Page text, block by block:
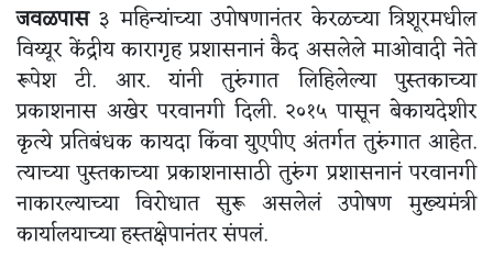
जवळपास३ महिन्यांच्या उपोषणानंतर केरळच्या त्रिशूरमधील
विय्यूर केंद्रीय कारागृह प्रशासनानं कैद असलेले माओवादी नेते
रूपेश टी. आर. यांनी तुरुंगात लिहिलेल्या पुस्तकाच्या
प्रकाशनास अखेर परवानगी दिली. २०१५ पासून बेकायदेशीर
कृत्ये प्रतिबंधक कायदा किंवा युएपीए अंतर्गत तुरुंगात आहेत.
त्याच्या पुस्तकाच्या प्रकाशनासाठी तुरुंग प्रशासनानं परवानगी
नाकारल्याच्या विरोधात सुरू असलेलं उपोषण मुख्यमंत्री
कार्यालयाच्या हस्तक्षेपानंतर संपलं.